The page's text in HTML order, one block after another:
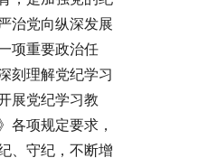
治党向纵深发展
项重要政治任
刻理解党纪学习
展党纪学习教
各项规定要求，
、守纪，不断增